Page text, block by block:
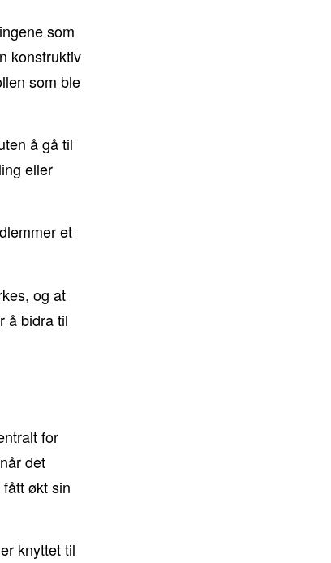
som
konstruktiv
som ble
å gå til
eller
et
og at
å bidra til
for
det
økt sin
knyttet til